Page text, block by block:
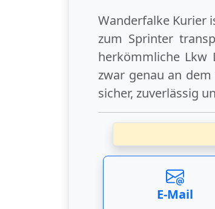
Wanderfalke Kurier
zum Sprinter
herkömmliche Lkw
zwar genau an
sicher, zuverlässig
E-Mail